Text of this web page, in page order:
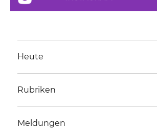
Heute
Rubriken
Meldungen